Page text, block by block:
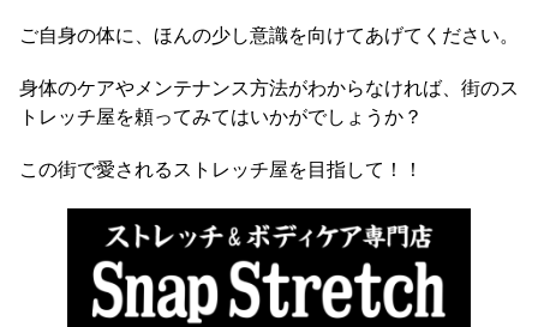
ご自身の体に、ほんの少し意識を向けてあげてください。
身体のケアやメンテナンス方法がわからなければ、街のス
トレッチ屋を頼ってみてはいかがでしょうか？
この街で愛されるストレッチ屋を目指して！！